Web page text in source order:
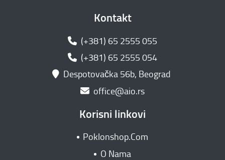
Kontakt
(+381) 65 2555 055
(+381) 65 2555 054
Despotovačka 56b, Beograd
office@aio.rs
Korisni linkovi
Poklonshop.Com
O Nama